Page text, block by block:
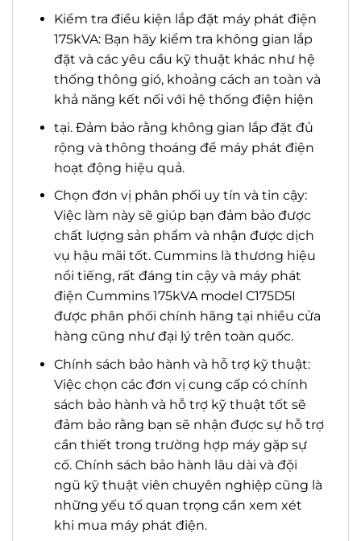
Kiểm tra điều kiện lắp đặt máy phát điện
175kVA: Bạn hãy kiểm tra không gian lắp
đặt và các yêu cầu kỹ thuật khác như hệ
thống thông gió, khoảng cách an toàn và
khả năng kết nối với hệ thống điện hiện
tại. Đảm bảo rằng không gian lắp đặt đủ
rộng và thông thoáng để máy phát điện
hoạt động hiệu quả.
Chọn đơn vị phân phối uy tín và tin cậy:
Việc làm này sẽ giúp bạn đảm bảo được
chất lượng sản phẩm và nhận được dịch
vụ hậu mãi tốt. Cummins là thương hiệu
nổi tiếng, rất đáng tin cậy và máy phát
điện Cummins 175kVA model C175D5I
được phân phối chính hãng tại nhiều cửa
hàng cũng như đại lý trên toàn quốc.
Chính sách bảo hành và hỗ trợ kỹ thuật:
Việc chọn các đơn vị cung cấp có chính
sách bảo hành và hỗ trợ kỹ thuật tốt sẽ
đảm bảo rằng bạn sẽ nhận được sự hỗ trợ
cần thiết trong trường hợp máy gặp sự
cố. Chính sách bảo hành lâu dài và đội
ngũ kỹ thuật viên chuyên nghiệp cũng là
những yếu tố quan trọng cần xem xét
khi mua máy phát điện.